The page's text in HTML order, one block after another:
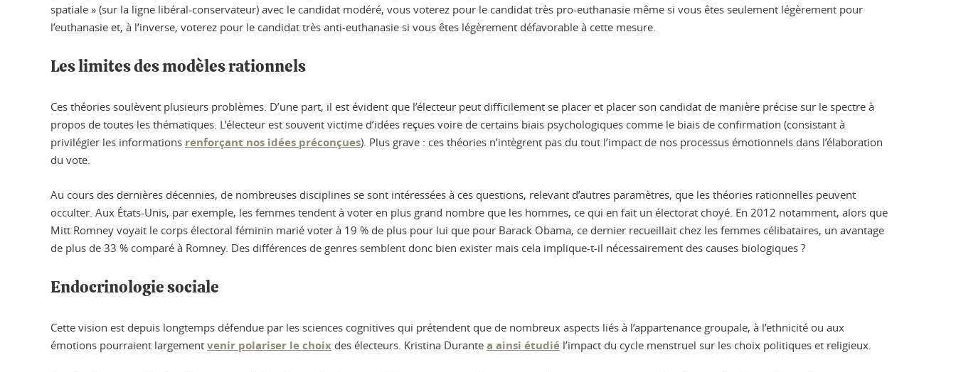
spatiale » (sur la ligne libéral-conservateur) avec le candidat modéré, vous voterez pour le candidat très pro-euthanasie même si vous êtes seulement légèrement pour
l’euthanasie et, à l’inverse, voterez pour le candidat très anti-euthanasie si vous êtes légèrement défavorable à cette mesure.
Les limites des modèles rationnels
Ces théories soulèvent plusieurs problèmes. D’une part, il est évident que l’électeur peut difficilement se placer et placer son candidat de manière précise sur le spectre à
propos de toutes les thématiques. L’électeur est souvent victime d’idées reçues voire de certains biais psychologiques comme le biais de confirmation (consistant à
privilégier les informations renforçant nos idées préconçues). Plus grave : ces théories n’intègrent pas du tout l’impact de nos processus émotionnels dans l’élaboration
du vote.
Au cours des dernières décennies, de nombreuses disciplines se sont intéressées à ces questions, relevant d’autres paramètres, que les théories rationnelles peuvent
occulter. Aux États-Unis, par exemple, les femmes tendent à voter en plus grand nombre que les hommes, ce qui en fait un électorat choyé. En 2012 notamment, alors que
Mitt Romney voyait le corps électoral féminin marié voter à 19 % de plus pour lui que pour Barack Obama, ce dernier recueillait chez les femmes célibataires, un avantage
de plus de 33 % comparé à Romney. Des différences de genres semblent donc bien exister mais cela implique-t-il nécessairement des causes biologiques ?
Endocrinologie sociale
Cette vision est depuis longtemps défendue par les sciences cognitives qui prétendent que de nombreux aspects liés à l’appartenance groupale, à l’ethnicité ou aux
émotions pourraient largement venir polariser le choix des électeurs. Kristina Durante a ainsi étudié l’impact du cycle menstruel sur les choix politiques et religieux.